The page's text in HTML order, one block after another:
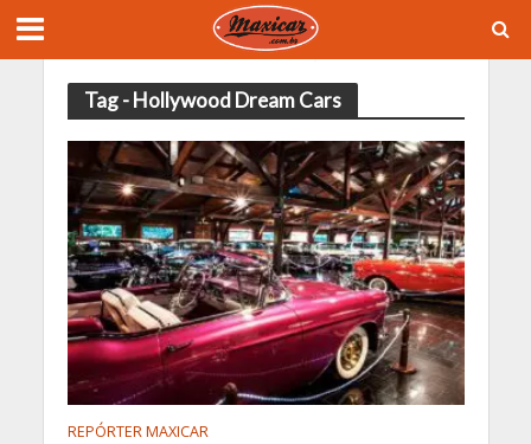
Tag - Hollywood Dream Cars
REPÓRTER MAXICAR